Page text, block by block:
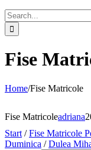
Search
for:
Fise
Home/Fise Matricole
Fise Matricoleadriana
Start /Fise Matricole
Duminica /Dulea